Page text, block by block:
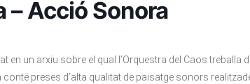
– Acció Sonora
en un arxiu sobre el qual l’Orquestra del Caos treballa
preses d’alta qualitat de paisatge sonors